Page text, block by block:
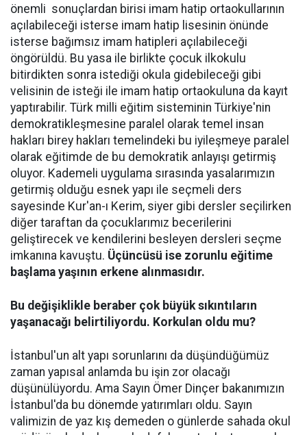
önemli sonuçlardan birisi imam hatip ortaokullarının
açılabileceği isterse imam hatip lisesinin önünde
isterse bağımsız imam hatipleri açılabileceği
öngörüldü. Bu yasa ile birlikte çocuk ilkokulu
bitirdikten sonra istediği okula gidebileceği gibi
velisinin de isteği ile imam hatip ortaokuluna da kayıt
yaptırabilir. Türk milli eğitim sisteminin Türkiye'nin
demokratikleşmesine paralel olarak temel insan
hakları birey hakları temelindeki bu iyileşmeye paralel
olarak eğitimde de bu demokratik anlayışı getirmiş
oluyor. Kademeli uygulama sırasında yasalarımızın
getirmiş olduğu esnek yapı ile seçmeli ders
sayesinde Kur'an-ı Kerim, siyer gibi dersler seçilirken
diğer taraftan da çocuklarımız becerilerini
geliştirecek ve kendilerini besleyen dersleri seçme
imkanına kavuştu. Üçüncüsü ise zorunlu eğitime
başlama yaşının erkene alınmasıdır.
Bu değişiklikle beraber çok büyük sıkıntıların
yaşanacağı belirtiliyordu. Korkulan oldu mu?
İstanbul'un alt yapı sorunlarını da düşündüğümüz
zaman yapısal anlamda bu işin zor olacağı
düşünülüyordu. Ama Sayın Ömer Dinçer bakanımızın
İstanbul'da bu dönemde yatırımları oldu. Sayın
valimizin de yaz kış demeden o günlerde sahada okul